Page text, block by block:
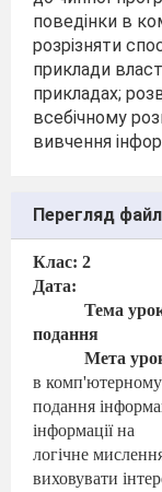
поведінки в
розрізняти
приклади
прикладах;
всебічному
вивчення
Перегляд
Клас: 2
Дата:
Тема
подання
Мета
в комп'ютерному
подання
інформації на
логічне
виховувати